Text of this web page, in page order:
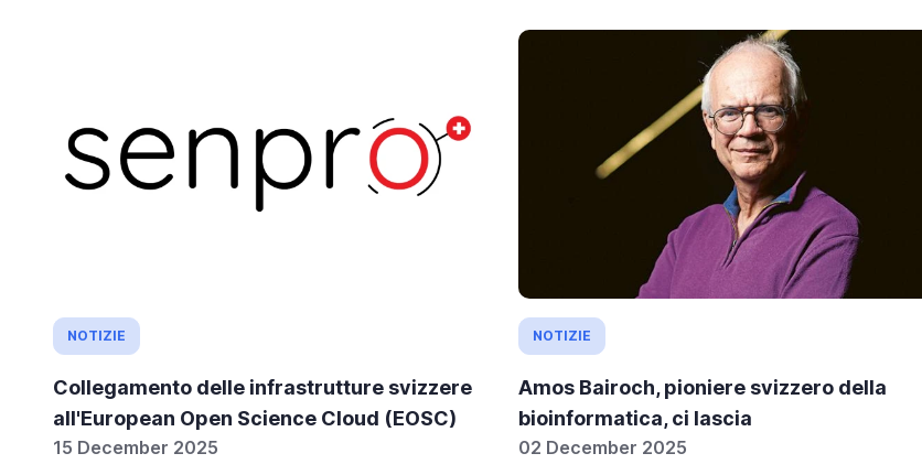
NOTIZIE
Collegamento delle infrastrutture svizzere
all'European Open Science Cloud (EOSC)
15 December 2025
NOTIZIE
Amos Bairoch, pioniere svizzero della
bioinformatica, ci lascia
02 December 2025